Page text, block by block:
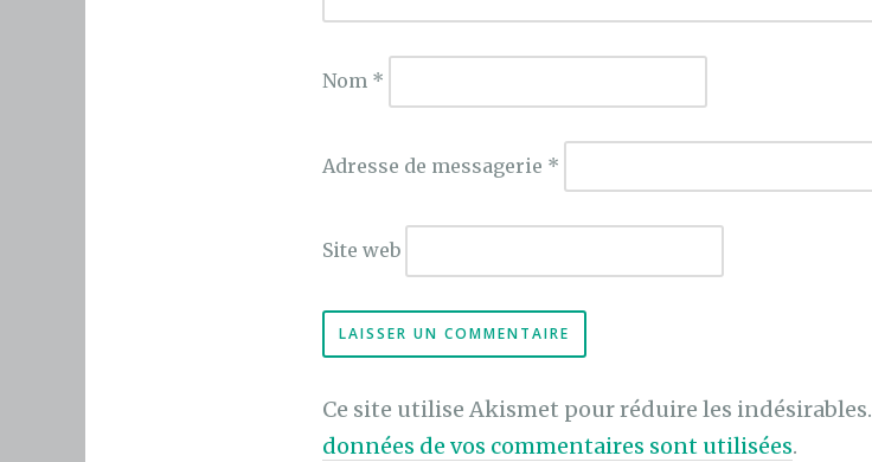
Nom *
Adresse de messagerie *
Site web
Ce site utilise Akismet pour réduire les indésirables.
données de vos commentaires sont utilisées.